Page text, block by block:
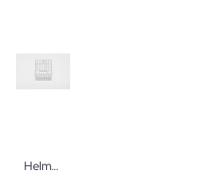
Helmut Schwarz Becher-Spülkorb aus Edelstahl für 30 oder 50 Medikamentenbecher